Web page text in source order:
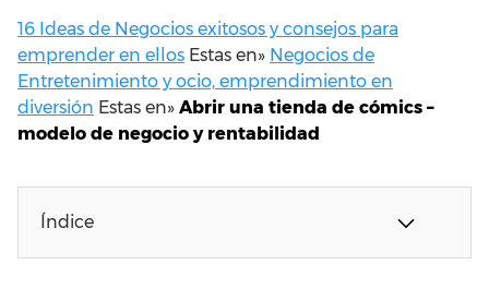
16 Ideas de Negocios exitosos y consejos para
emprender en ellos Estas en» Negocios de
Entretenimiento y ocio, emprendimiento en
diversión Estas en» Abrir una tienda de cómics –
modelo de negocio y rentabilidad
Índice